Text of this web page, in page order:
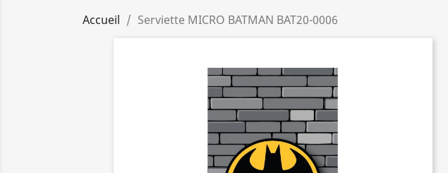
Accueil Serviette MICRO BATMAN BAT20-0006